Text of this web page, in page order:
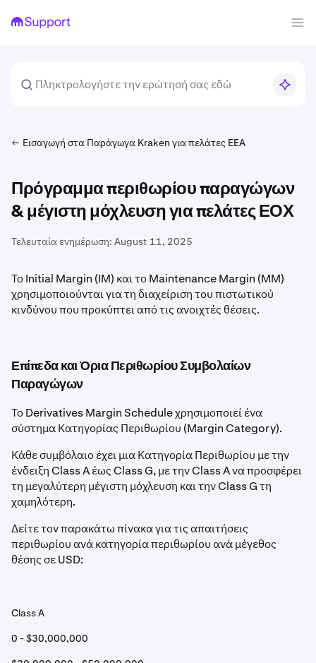
Εισαγωγή στα Παράγωγα Kraken για πελάτες EEA
Πρόγραμμα περιθωρίου παραγώγων
& μέγιστη μόχλευση για πελάτες ΕΟΧ
Τελευταία ενημέρωση: August 11, 2025
Το Initial Margin (IM) και το Maintenance Margin (MM)
χρησιμοποιούνται για τη διαχείριση του πιστωτικού
κινδύνου που προκύπτει από τις ανοιχτές θέσεις.
Επίπεδα και Όρια Περιθωρίου Συμβολαίων
Παραγώγων
Το Derivatives Margin Schedule χρησιμοποιεί ένα
σύστημα Κατηγορίας Περιθωρίου (Margin Category).
Κάθε συμβόλαιο έχει μια Κατηγορία Περιθωρίου με την
ένδειξη Class A έως Class G, με την Class A να προσφέρει
τη μεγαλύτερη μέγιστη μόχλευση και την Class G τη
χαμηλότερη.
Δείτε τον παρακάτω πίνακα για τις απαιτήσεις
περιθωρίου ανά κατηγορία περιθωρίου ανά μέγεθος
θέσης σε USD:
Class A
0 - $30,000,000